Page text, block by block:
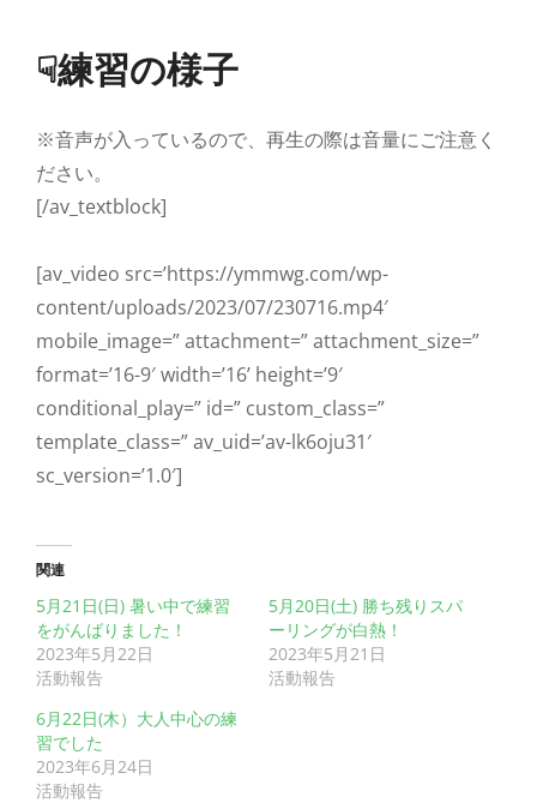
☟練習の様子
※音声が入っているので、再生の際は音量にご注意く
ださい。
[/av_textblock]
[av_video src=’https://ymmwg.com/wp-
content/uploads/2023/07/230716.mp4′
mobile_image=” attachment=” attachment_size=”
format=’16-9′ width=’16’ height=’9′
conditional_play=” id=” custom_class=”
template_class=” av_uid=’av-lk6oju31′
sc_version=’1.0′]
関連
5月21日(日) 暑い中で練習
をがんばりました！
2023年5月22日
活動報告
5月20日(土) 勝ち残りスパ
ーリングが白熱！
2023年5月21日
活動報告
6月22日(木）大人中心の練
習でした
2023年6月24日
活動報告